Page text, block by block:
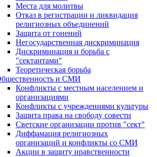
Места для молитвы
Отказ в регистрации и ликвидация
религиозных объединений
Защита от гонений
Негосударственная дискриминация
Дискриминация и борьба с
"сектантами"
Теоретическая борьба
и СМИ
Конфликты с местным населением и
организациями
Конфликты с учреждениями культуры
Защита права на свободу совести
Светские организации против "сект"
Диффамация религиозных
организаций и конфликты со СМИ
Акции в защиту нравственности